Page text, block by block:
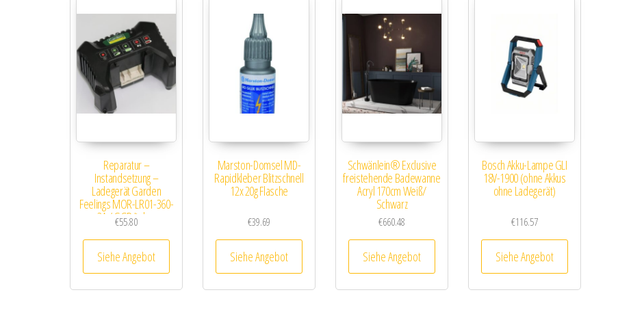
Reparatur –
Instandsetzung –
Ladegerät Garden
Feelings MOR-LR01-360-
3A / GGP Italy…
€55.80
Siehe Angebot
Marston-Domsel MD-
Rapidkleber Blitzschnell
12x 20g Flasche
€39.69
Siehe Angebot
Schwänlein® Exclusive
freistehende Badewanne
Acryl 170cm Weiß/
Schwarz
€660.48
Siehe Angebot
Bosch Akku-Lampe GLI
18V-1900 (ohne Akkus
ohne Ladegerät)
€116.57
Siehe Angebot